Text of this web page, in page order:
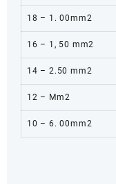
18 – 1. 00mm2
16 – 1, 50 mm2
14 – 2.50 mm2
12 – Mm2
10 – 6. 00mm2